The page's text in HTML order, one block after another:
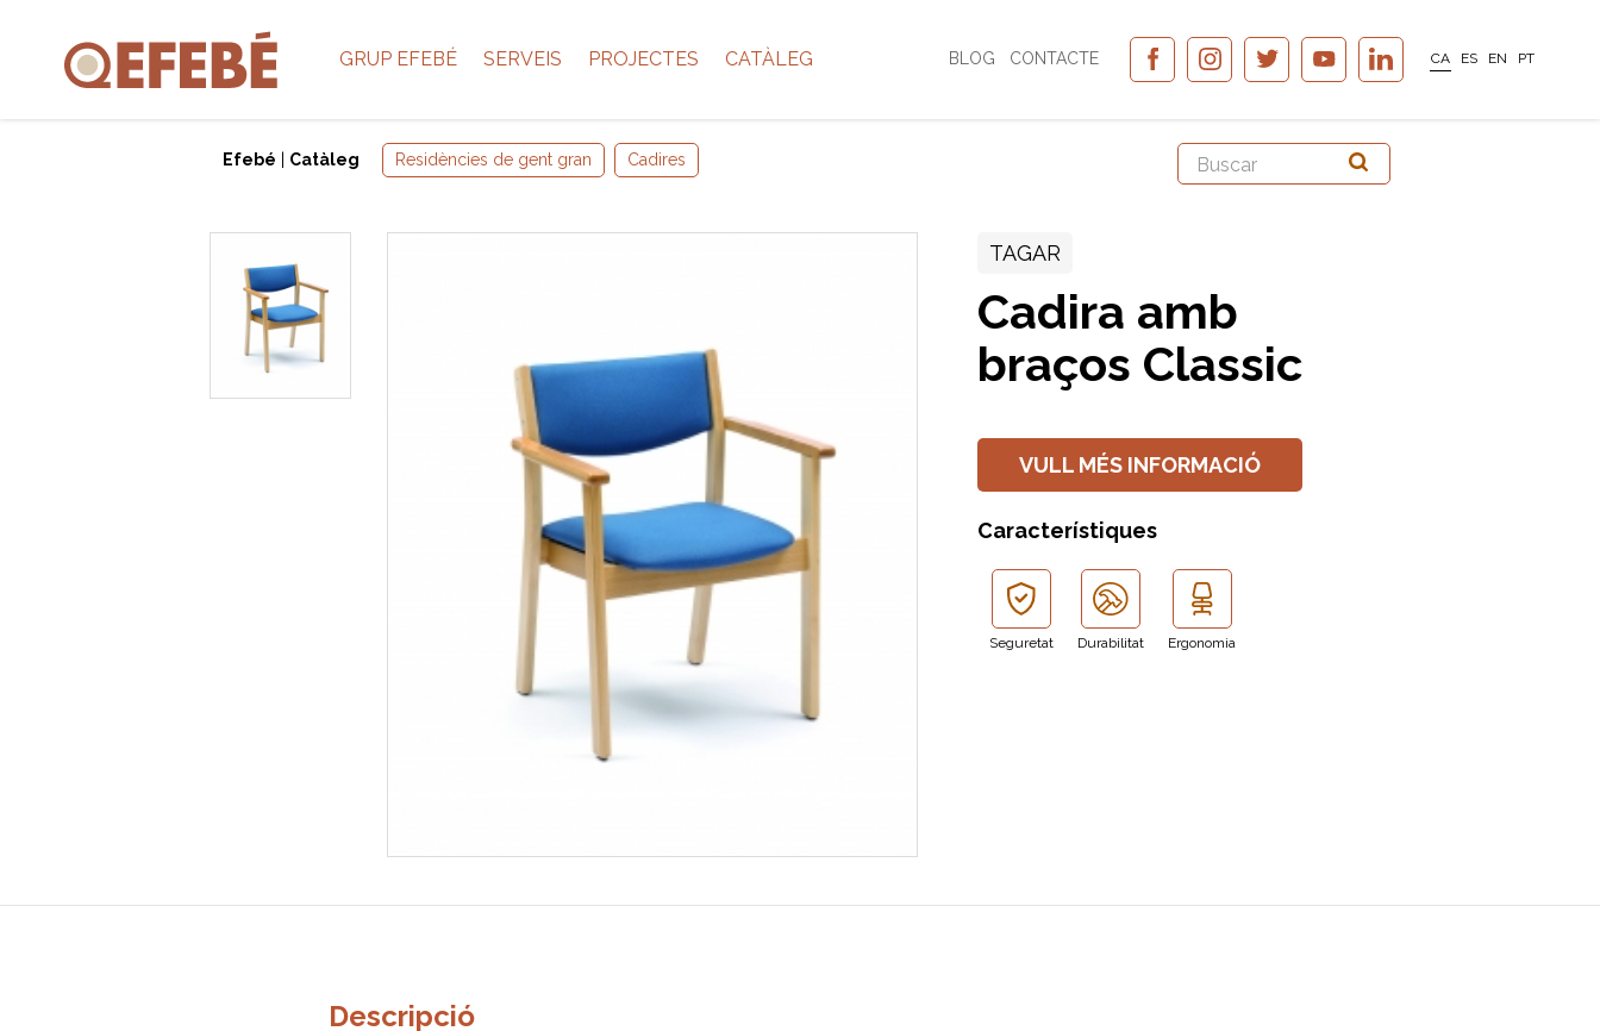
GRUP EFEBÉ SERVEIS PROJECTES CATÀLEG BLOG CONTACTE CA ES EN PT
Efebé Catàleg Residències de gent gran Cadires
TAGAR
Cadira amb
braços Classic
VULL MÉS INFORMACIÓ
Característiques
Seguretat Durabilitat Ergonomia
Descripció